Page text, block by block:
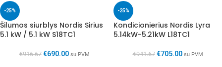
-25%
Šilumos siurblys Nordis Sirius
5.1 kW / 5.1 kW S18TC1
€916.67 €690.00 su PVM
-25%
Kondicionierius Nordis Lyra
5.14kW-5.21kW L18TC1
€941.67 €705.00 su PVM